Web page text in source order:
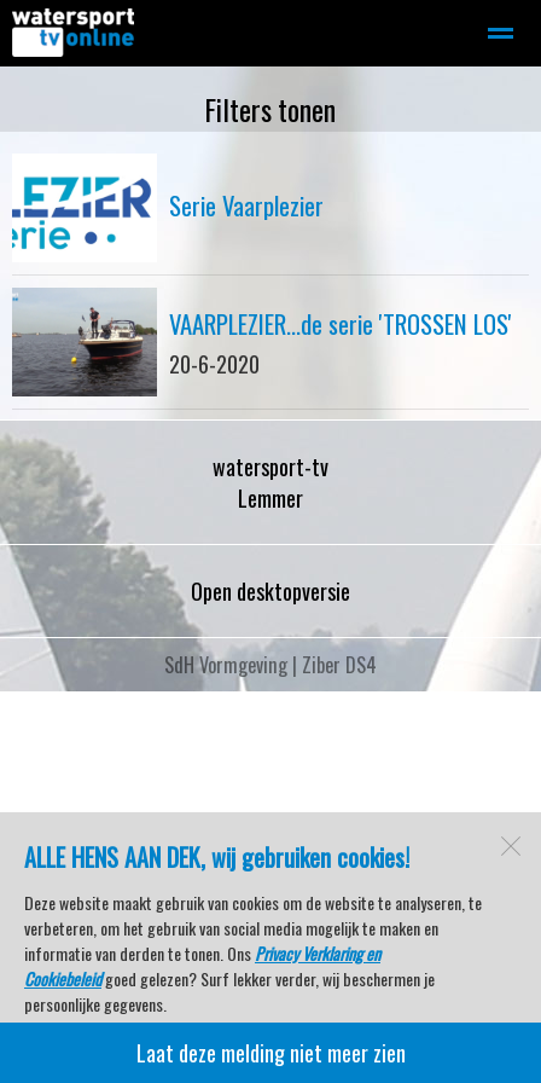
Motorboot-sloep Adverteren
Home Contact Bellen
ALLE HENS AAN DEK, wij gebruiken cookies!
Deze website maakt gebruik van cookies om de website te analyseren, te
verbeteren, om het gebruik van social media mogelijk te maken en
informatie van derden te tonen. OnsPrivacy Verklaring en
Cookiebeleidgoed gelezen? Surf lekker verder, wij beschermen je
persoonlijke gegevens.
Veel kijkplezier met Watersport TV Beleving & Nieuws!
Laat deze melding niet meer zien
Filters tonen
Serie Vaarplezier
VAARPLEZIER...de serie 'TROSSEN LOS'
20-6-2020
watersport-tv
Lemmer
Open desktopversie
SdH Vormgeving | Ziber DS4